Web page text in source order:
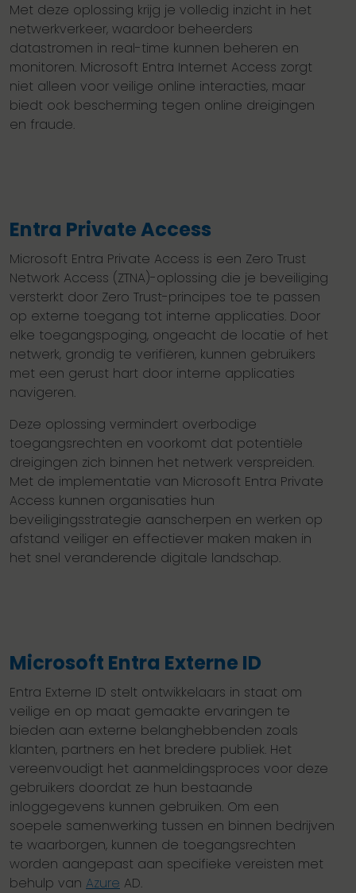
Met deze oplossing krijg je volledig inzicht in het
netwerkverkeer, waardoor beheerders
datastromen in real-time kunnen beheren en
monitoren. Microsoft Entra Internet Access zorgt
niet alleen voor veilige online interacties, maar
biedt ook bescherming tegen online dreigingen
en fraude.
Entra Private Access
Microsoft Entra Private Access is een Zero Trust
Network Access (ZTNA)-oplossing die je beveiliging
versterkt door Zero Trust-principes toe te passen
op externe toegang tot interne applicaties. Door
elke toegangspoging, ongeacht de locatie of het
netwerk, grondig te verifiëren, kunnen gebruikers
met een gerust hart door interne applicaties
navigeren.
Deze oplossing vermindert overbodige
toegangsrechten en voorkomt dat potentiële
dreigingen zich binnen het netwerk verspreiden.
Met de implementatie van Microsoft Entra Private
Access kunnen organisaties hun
beveiligingsstrategie aanscherpen en werken op
afstand veiliger en effectiever maken maken in
het snel veranderende digitale landschap.
Microsoft Entra Externe ID
Entra Externe ID stelt ontwikkelaars in staat om
veilige en op maat gemaakte ervaringen te
bieden aan externe belanghebbenden zoals
klanten, partners en het bredere publiek. Het
vereenvoudigt het aanmeldingsproces voor deze
gebruikers doordat ze hun bestaande
inloggegevens kunnen gebruiken. Om een
soepele samenwerking tussen en binnen bedrijven
te waarborgen, kunnen de toegangsrechten
worden aangepast aan specifieke vereisten met
behulp van Azure AD.